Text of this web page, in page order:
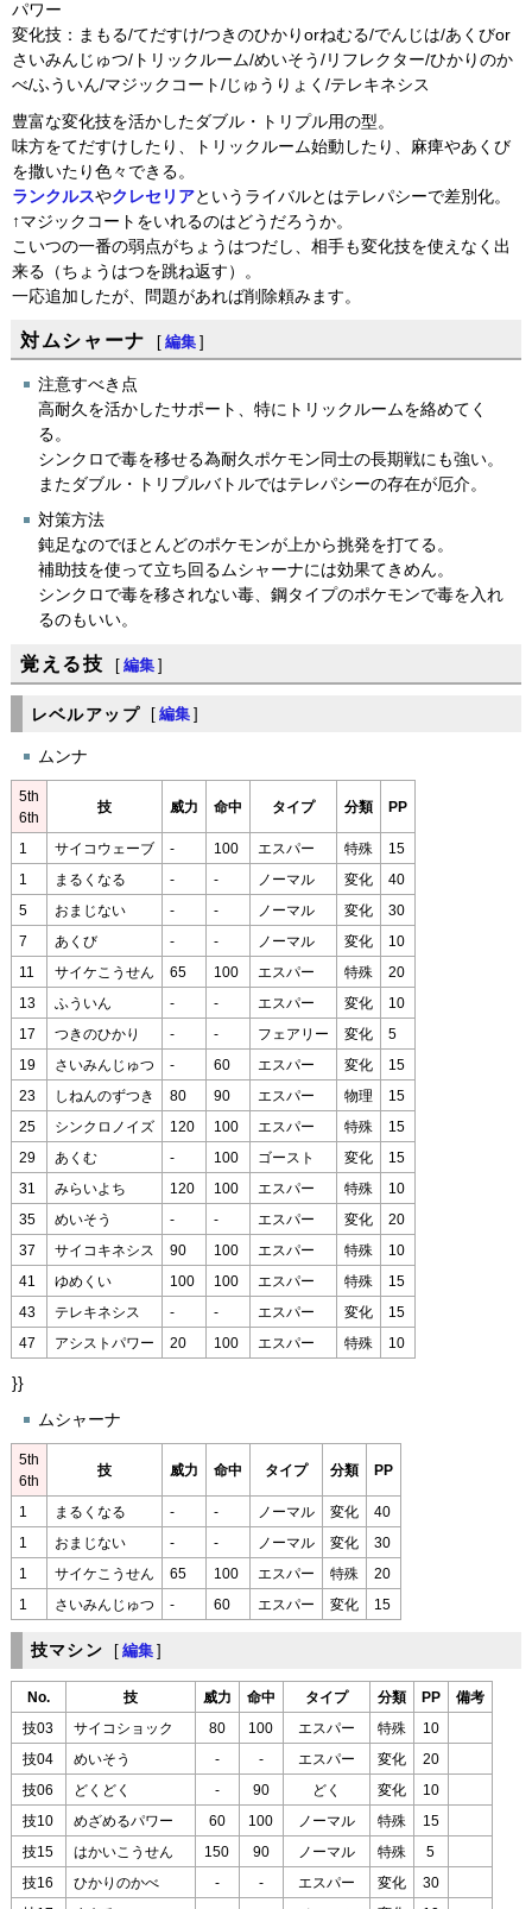
パワー
変化技：まもる/てだすけ/つきのひかりorねむる/でんじは/あくびor
さいみんじゅつ/トリックルーム/めいそう/リフレクター/ひかりのか
べ/ふういん/マジックコート/じゅうりょく/テレキネシス
豊富な変化技を活かしたダブル・トリプル用の型。
味方をてだすけしたり、トリックルーム始動したり、麻痺やあくび
を撒いたり色々できる。
ランクルスやクレセリアというライバルとはテレパシーで差別化。
↑マジックコートをいれるのはどうだろうか。
こいつの一番の弱点がちょうはつだし、相手も変化技を使えなく出
来る（ちょうはつを跳ね返す）。
一応追加したが、問題があれば削除頼みます。
対ムシャーナ [ 編集 ]
注意すべき点
高耐久を活かしたサポート、特にトリックルームを絡めてく
る。
シンクロで毒を移せる為耐久ポケモン同士の長期戦にも強い。
またダブル・トリプルバトルではテレパシーの存在が厄介。
対策方法
鈍足なのでほとんどのポケモンが上から挑発を打てる。
補助技を使って立ち回るムシャーナには効果てきめん。
シンクロで毒を移されない毒、鋼タイプのポケモンで毒を入れ
るのもいい。
覚える技 [ 編集 ]
レベルアップ [ 編集 ]
ムンナ
5th
6th
技 威力 命中 タイプ 分類 PP
1 サイコウェーブ - 100 エスパー 特殊 15
1 まるくなる - - ノーマル 変化 40
5 おまじない - - ノーマル 変化 30
7 あくび - - ノーマル 変化 10
11 サイケこうせん 65 100 エスパー 特殊 20
13 ふういん - - エスパー 変化 10
17 つきのひかり - - フェアリー 変化 5
19 さいみんじゅつ - 60 エスパー 変化 15
23 しねんのずつき 80 90 エスパー 物理 15
25 シンクロノイズ 120 100 エスパー 特殊 15
29 あくむ - 100 ゴースト 変化 15
31 みらいよち 120 100 エスパー 特殊 10
35 めいそう - - エスパー 変化 20
37 サイコキネシス 90 100 エスパー 特殊 10
41 ゆめくい 100 100 エスパー 特殊 15
43 テレキネシス - - エスパー 変化 15
47 アシストパワー 20 100 エスパー 特殊 10
}}
ムシャーナ
5th
6th
技 威力 命中 タイプ 分類 PP
1 まるくなる - - ノーマル 変化 40
1 おまじない - - ノーマル 変化 30
1 サイケこうせん 65 100 エスパー 特殊 20
1 さいみんじゅつ - 60 エスパー 変化 15
技マシン [ 編集 ]
No. 技 威力 命中 タイプ 分類 PP 備考
技03 サイコショック 80 100 エスパー 特殊 10
技04 めいそう - - エスパー 変化 20
技06 どくどく - 90 どく 変化 10
技10 めざめるパワー 60 100 ノーマル 特殊 15
技15 はかいこうせん 150 90 ノーマル 特殊 5
技16 ひかりのかべ - - エスパー 変化 30